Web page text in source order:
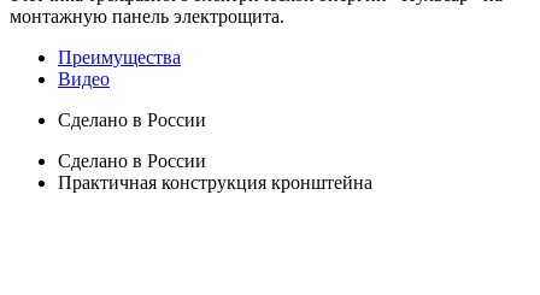
монтажную панель электрощита.
Преимущества
Видео
Сделано в России
Сделано в России
Практичная конструкция кронштейна